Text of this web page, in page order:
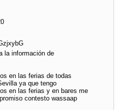
la información de
en las ferias de todas
ya que tengo
en las ferias y en bares me
contesto wassaap